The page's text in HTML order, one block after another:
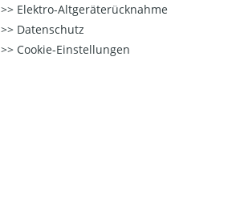
Elektro-Altgeräterücknahme
Datenschutz
Cookie-Einstellungen